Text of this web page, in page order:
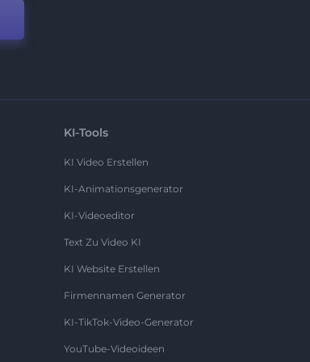
KI-Tools
KI Video Erstellen
KI-Animationsgenerator
KI-Videoeditor
Text Zu Video KI
KI Website Erstellen
Firmennamen Generator
KI-TikTok-Video-Generator
YouTube-Videoideen